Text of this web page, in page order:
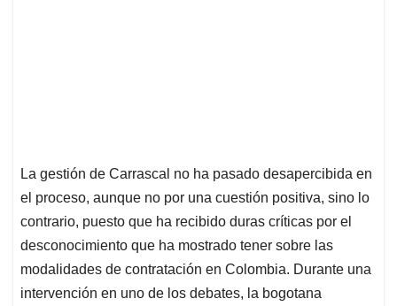
La gestión de Carrascal no ha pasado desapercibida en
el proceso, aunque no por una cuestión positiva, sino lo
contrario, puesto que ha recibido duras críticas por el
desconocimiento que ha mostrado tener sobre las
modalidades de contratación en Colombia. Durante una
intervención en uno de los debates, la bogotana